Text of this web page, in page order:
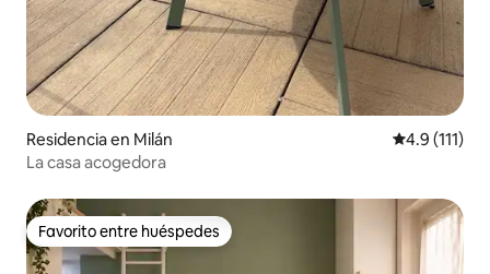
Residencia en Milán Calificación
4.9 (111)
La casa acogedora
Favorito entre huéspedes
Favorito entre huéspedes